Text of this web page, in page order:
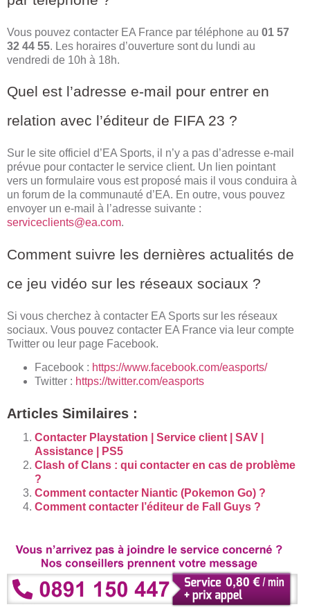
Vous pouvez contacter EA France par téléphone au 01 57
32 44 55. Les horaires d’ouverture sont du lundi au
vendredi de 10h à 18h.
Quel est l’adresse e-mail pour entrer en
relation avec l’éditeur de FIFA 23 ?
Sur le site officiel d’EA Sports, il n’y a pas d’adresse e-mail
prévue pour contacter le service client. Un lien pointant
vers un formulaire vous est proposé mais il vous conduira à
un forum de la communauté d’EA. En outre, vous pouvez
envoyer un e-mail à l’adresse suivante :
serviceclients@ea.com.
Comment suivre les dernières actualités de
ce jeu vidéo sur les réseaux sociaux ?
Si vous cherchez à contacter EA Sports sur les réseaux
sociaux. Vous pouvez contacter EA France via leur compte
Twitter ou leur page Facebook.
Facebook : https://www.facebook.com/easports/
Twitter : https://twitter.com/easports
Articles Similaires :
Contacter Playstation | Service client | SAV |
Assistance | PS5
Clash of Clans : qui contacter en cas de problème
?
Comment contacter Niantic (Pokemon Go) ?
Comment contacter l’éditeur de Fall Guys ?